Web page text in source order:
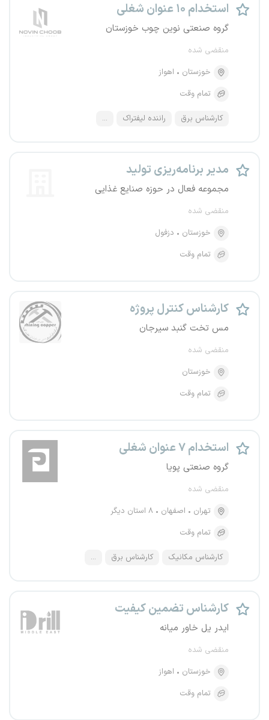
استخدام ۱۰ عنوان شغلی
گروه صنعتی نوین چوب خوزستان
منقضی شده
خوزستان
اهواز
تمام وقت
کارشناس برق راننده لیفتراک ...
مدیر برنامه‌ریزی تولید
مجموعه فعال در حوزه صنایع غذایی
منقضی شده
خوزستان
دزفول
تمام وقت
کارشناس کنترل پروژه
مس تخت گنبد سیرجان
منقضی شده
خوزستان
تمام وقت
استخدام ۷ عنوان شغلی
گروه صنعتی پویا
منقضی شده
تهران
اصفهان
۸ استان دیگر
تمام وقت
کارشناس مکانیک کارشناس برق ...
کارشناس تضمین کیفیت
ایدر یل خاور میانه
منقضی شده
خوزستان
اهواز
تمام وقت